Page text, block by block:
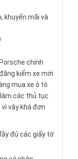
khuyến mãi và
chính
kiểm xe mới
mua xe ô tô
các thủ tục
vậy khá đơn
đủ các giấy tờ